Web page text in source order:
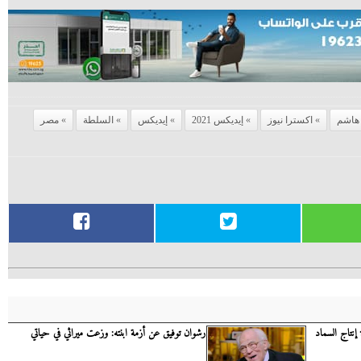
هاشم اكسترا نيوز إيديكس 2021 إيديكس السلطة مصر
السماد رشوان توفيق عن أزمة ابنته: وزعت ميراثي في حياتي